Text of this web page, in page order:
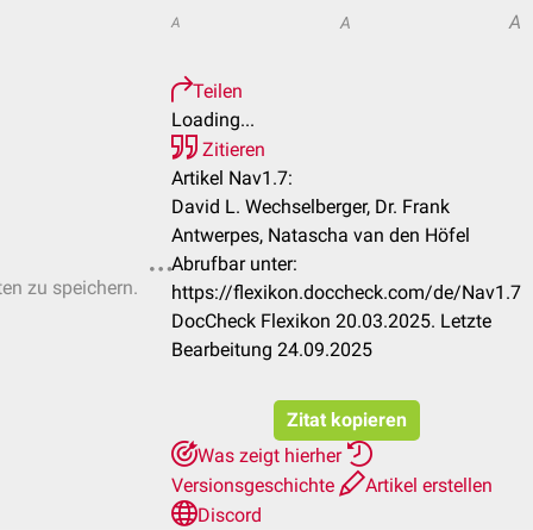
zu speichern.
A A A
Teilen
Loading...
Zitieren
Artikel Nav1.7:
David L. Wechselberger, Dr. Frank
Antwerpes, Natascha van den Höfel
Abrufbar unter:
https://flexikon.doccheck.com/de/Nav1.7
DocCheck Flexikon 20.03.2025. Letzte
Bearbeitung 24.09.2025
Zitat kopieren
Was zeigt hierher
Versionsgeschichte
Artikel erstellen
Discord